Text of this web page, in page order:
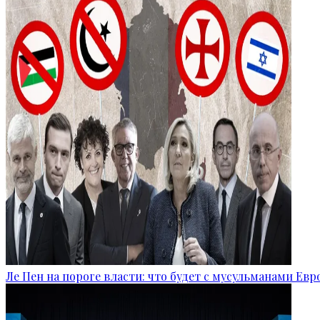
Ле Пен на пороге власти: что будет с мусульманами